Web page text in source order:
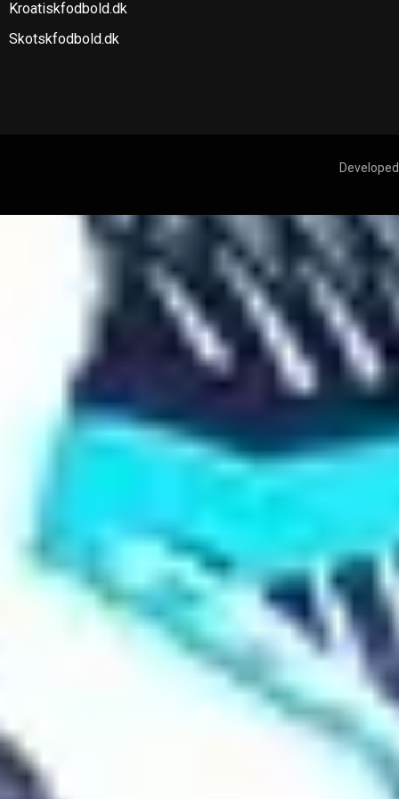
Kroatiskfodbold.dk
Skotskfodbold.dk